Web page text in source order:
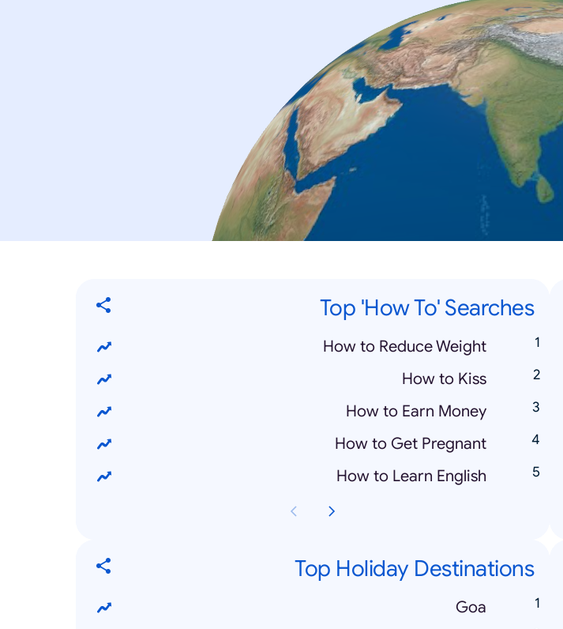
Top 'How To' Searches
How to Reduce Weight
How to Kiss
How to Earn Money
How to Get Pregnant
How to Learn English
Top Holiday Destinations
Goa